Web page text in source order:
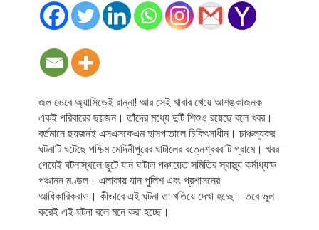
জল ভেবে অ্যাসিডেই রান্না! আর সেই খাবার খেয়ে আশঙ্কাজনক
একই পরিবারের ছয়জন। তাঁদের মধ্যে দুটি শিশুও রয়েছে বলে খবর।
বর্তমানে ছয়জনই এসএসকেএম হাসপাতালে চিকিৎসাধীন। চাঞ্চল্যকর
ঘটনাটি ঘটেছে পশ্চিম মেদিনীপুরের ঘাটালের রত্নেশ্বরবাটি গ্রামে। খবর
পেয়েই ঘটনাস্থলে ছুটে যান ঘাটাল পঞ্চায়েত সমিতির স্বাস্থ্য কর্মাধ্যক্ষ
পঞ্চানন মণ্ডল। এলাকায় যান পুলিশ এবং প্রশাসনের
আধিকারিকরাও। কীভাবে এই ঘটনা তা খতিয়ে দেখা হচ্ছে। তবে ভুল
করেই এই ঘটনা বলে মনে করা হচ্ছে।